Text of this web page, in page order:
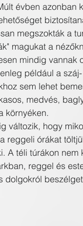
évben azonban
megszokták a
magukat a
mindig vannak
például a
sem lehet
medvés,
környéken.
változik, hogy
reggeli órákat
A téli túrákon
reggel és
dolgokról